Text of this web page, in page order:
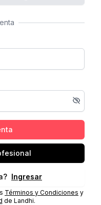
Ingresar
Términos y Condiciones y
de Landhi.